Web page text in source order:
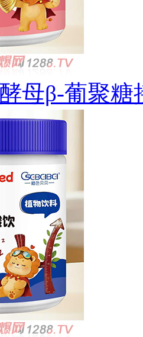
母β-葡聚糖